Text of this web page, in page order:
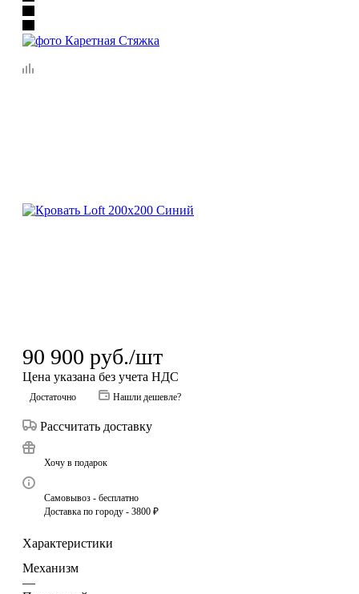
90 900 руб./шт
Цена указана без учета НДС
Достаточно Нашли дешевле?
Рассчитать доставку
Хочу в подарок
Самовывоз - бесплатно
Доставка по городу - 3800 ₽
Характеристики
Механизм
—